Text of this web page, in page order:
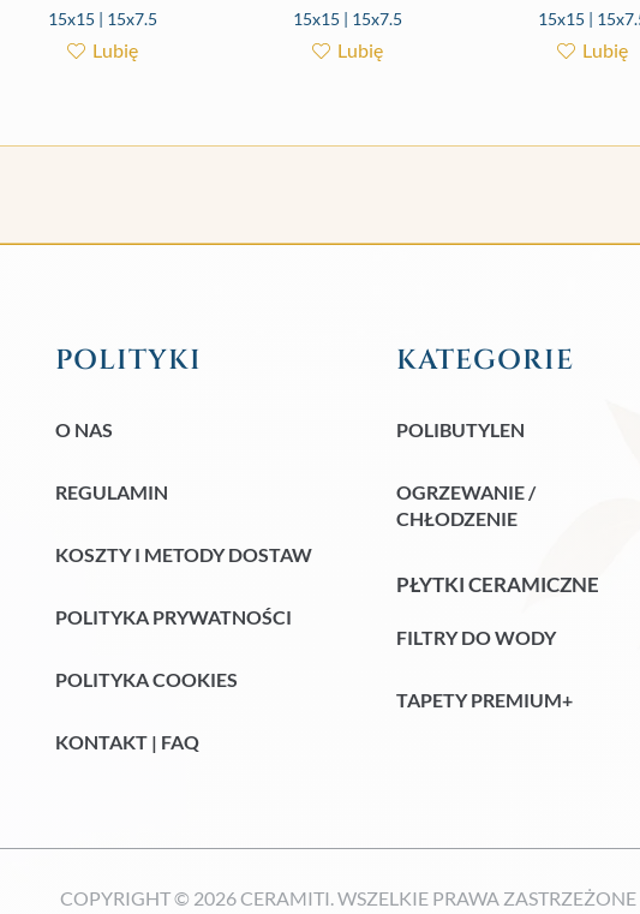
15x15 | 15x7.5
Lubię
15x15 | 15x7.5
Lubię
15x15 |
Lubię
POLITYKI
O NAS
REGULAMIN
KOSZTY I METODY DOSTAW
POLITYKA PRYWATNOŚCI
POLITYKA COOKIES
KONTAKT | FAQ
KATEGORIE
POLIBUTYLEN
OGRZEWANIE /
CHŁODZENIE
PŁYTKI CERAMICZNE
FILTRY DO WODY
TAPETY PREMIUM+
COPYRIGHT © 2026 CERAMITI. WSZELKIE PRAWA ZASTRZEŻONE